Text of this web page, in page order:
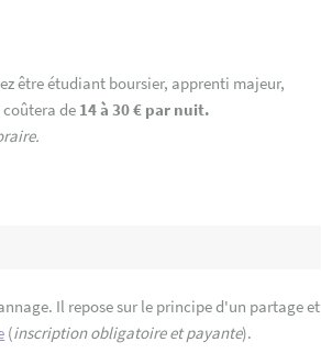
être étudiant boursier, apprenti majeur,
de 14 à 30 € par nuit.
Il repose sur le principe d'un partage et
(inscription obligatoire et payante).